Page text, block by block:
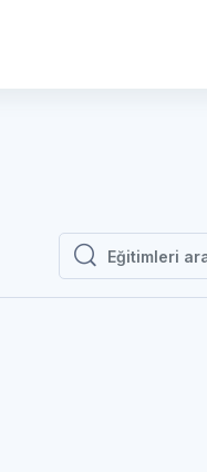
Eğitimleri ara
Eğitimleri ara